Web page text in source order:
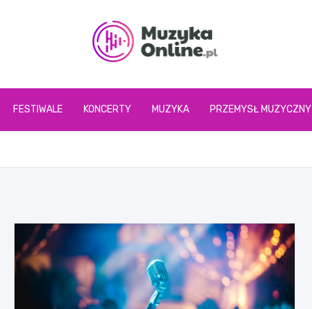
muzykaonline.pl
FESTIWALE KONCERTY MUZYKA PRZEMYSŁ MUZYCZNY